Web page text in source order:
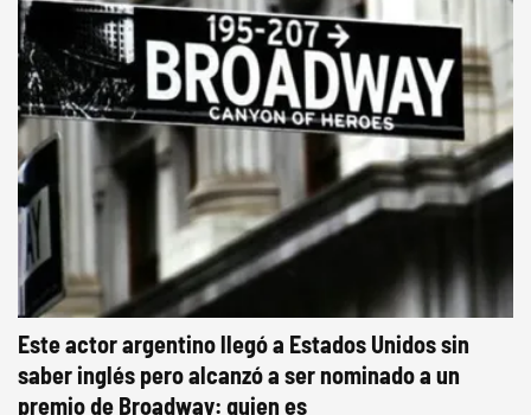
Este actor argentino llegó a Estados Unidos sin
saber inglés pero alcanzó a ser nominado a un
premio de Broadway: quien es